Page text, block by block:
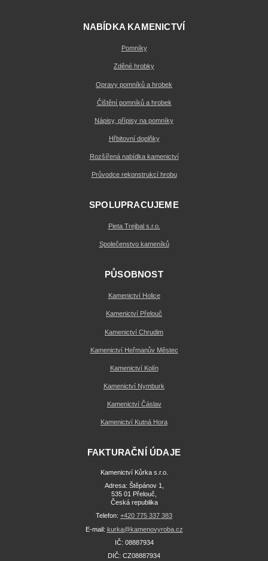
NABÍDKA KAMENICTVÍ
Pomníky
Zděné hrobky
Opravy pomníků a hrobek
Čištění pomníků a hrobek
Nápisy, přípisy na pomníky
Hřbitovní doplňky
Rozšířená nabídka kamenictví
Průvodce rekonstrukcí hrobu
SPOLUPRACUJEME
Pieta Trejbal s.r.o.
Společenstvo kameníků
PŮSOBNOST
Kamenictví Holice
Kamenictví Přelouč
Kamenictví Chrudim
Kamenictví Heřmanův Městec
Kamenictví Kolín
Kamenictví Nymburk
Kamenictví Čáslav
Kamenictví Kutná Hora
FAKTURAČNÍ ÚDAJE
Kamenictví Kůrka s.r.o.
Adresa: Štěpánov 1,
535 01 Přelouč,
Česká republika
Telefon: +420 775 337 383
E-mail: kurka@kamenovyroba.cz
IČ: 08887934
DIČ: CZ08887934